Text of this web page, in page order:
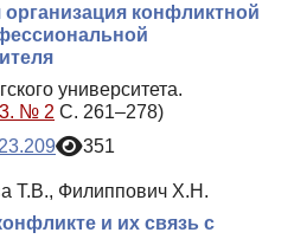
конфликтной
университета.
№ 2 С. 261–278)
351
Т.В., Филиппович Х.Н.
и их связь с